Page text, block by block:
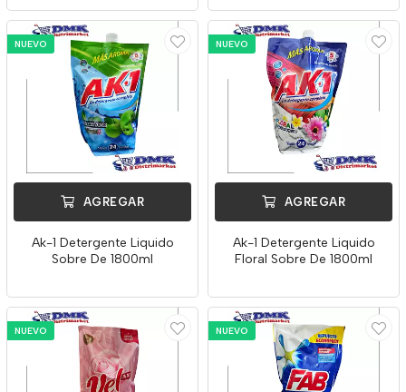
NUEVO
AGREGAR
Ak-1 Detergente Liquido
Sobre De 1800ml
NUEVO
AGREGAR
Ak-1 Detergente Liquido
Floral Sobre De 1800ml
NUEVO NUEVO